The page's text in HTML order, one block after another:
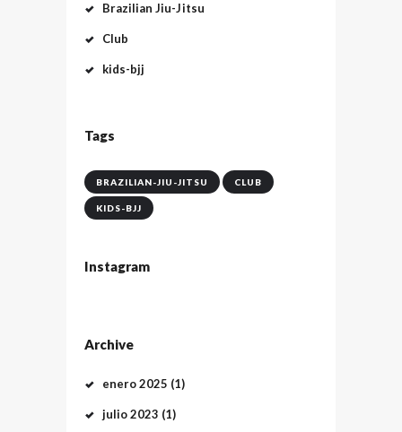
Brazilian Jiu-Jitsu
Club
kids-bjj
Tags
BRAZILIAN-JIU-JITSU CLUB
KIDS-BJJ
Instagram
Archive
enero2025 (1)
julio2023 (1)